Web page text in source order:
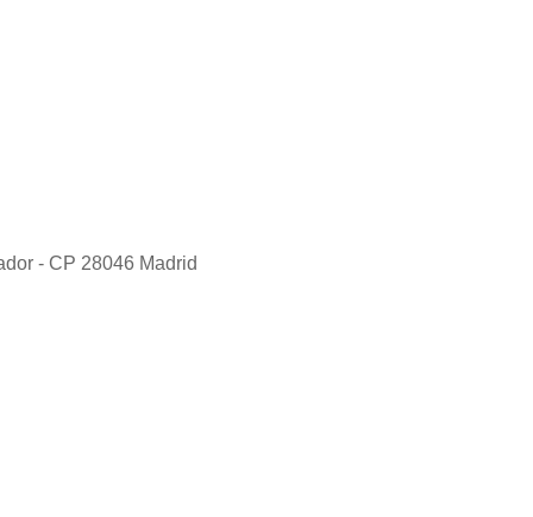
- CP 28046 Madrid